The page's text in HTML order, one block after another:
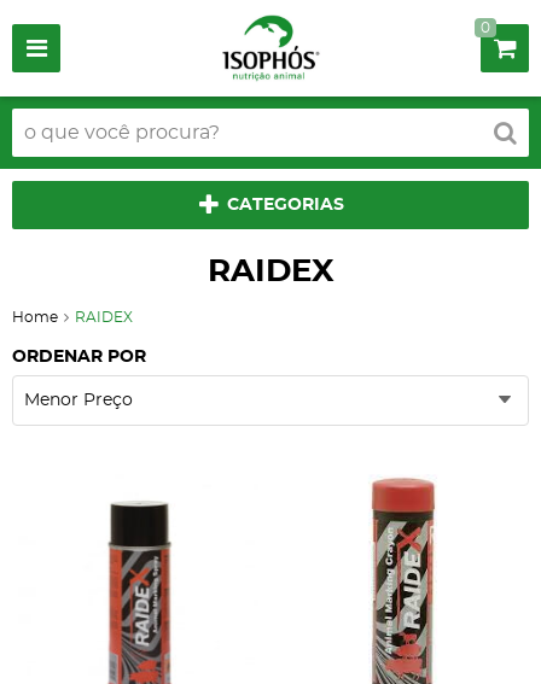
0
CATEGORIAS
RAIDEX
Home RAIDEX
ORDENAR POR
Menor Preço